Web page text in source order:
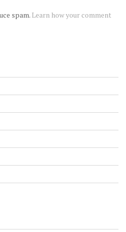
spam. Learn how your comment